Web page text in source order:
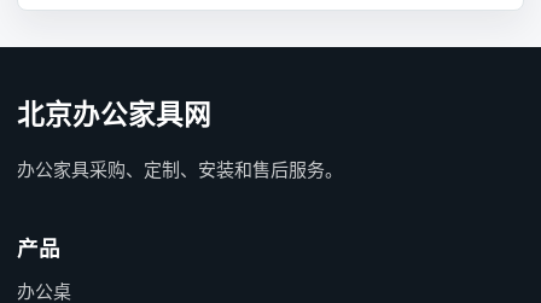
北京办公家具网
办公家具采购、定制、安装和售后服务。
产品
办公桌